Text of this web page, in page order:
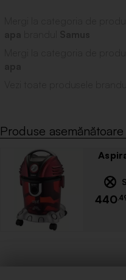
Produse asemănătoare
440